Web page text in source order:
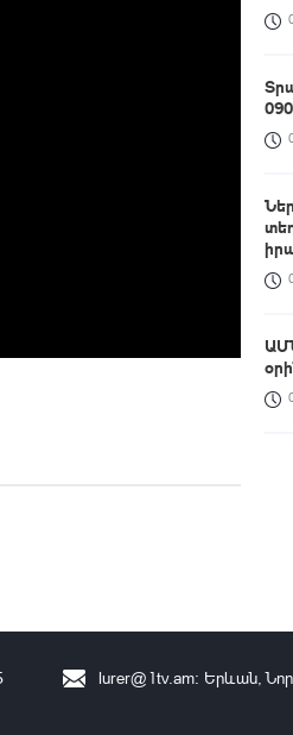
lurer@1tv.am։ Երևան,